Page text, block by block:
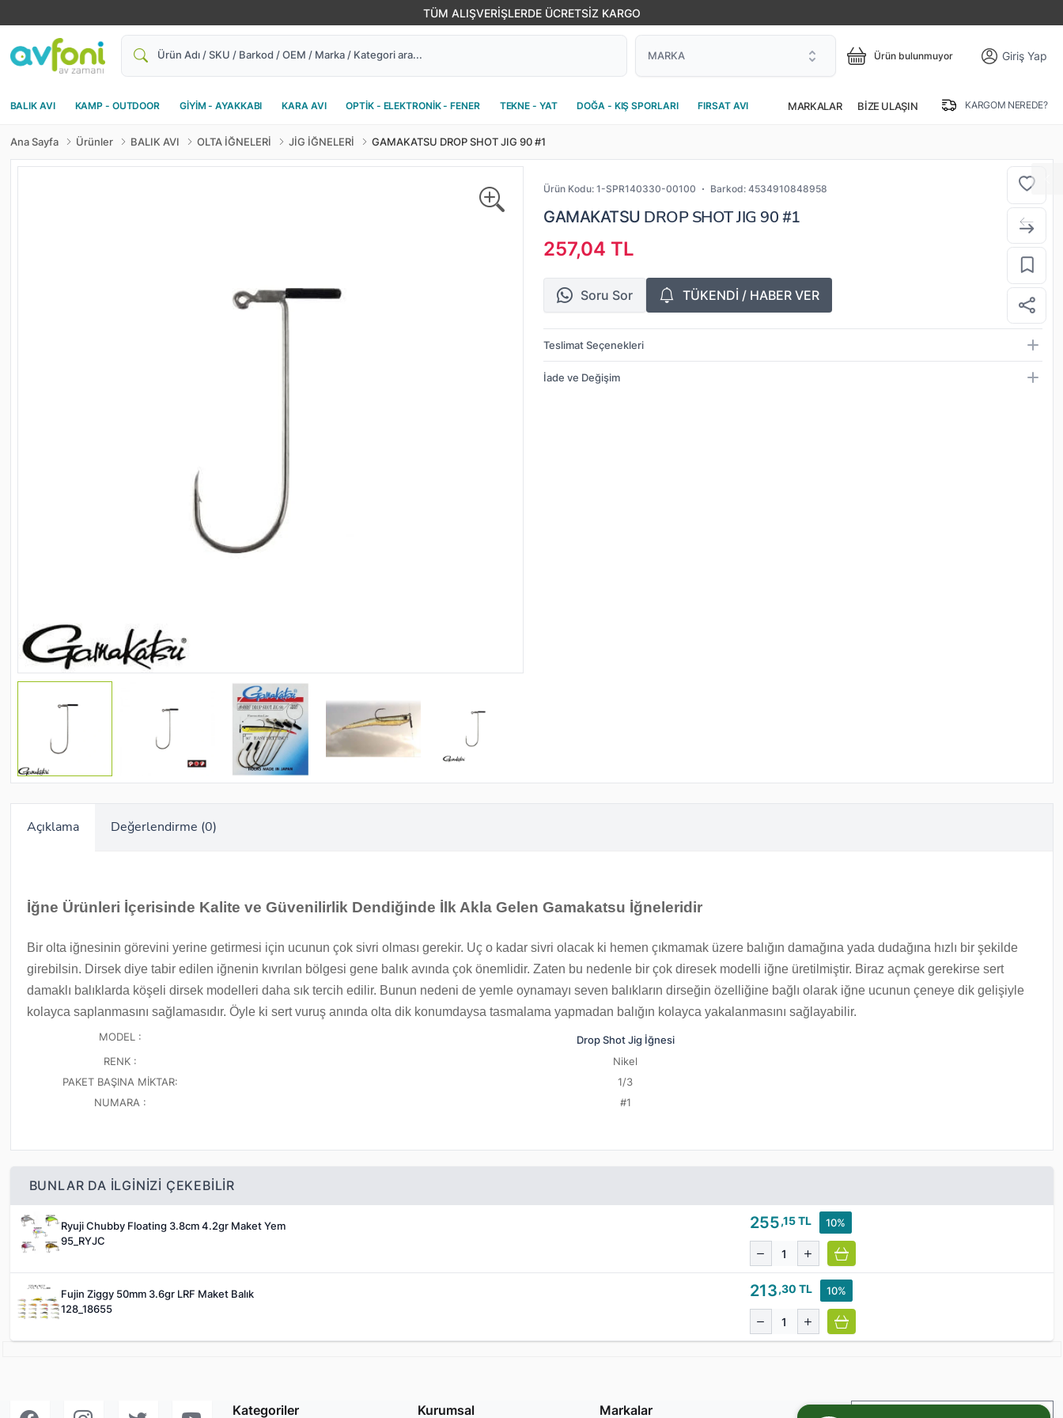
TÜM ALIŞVERİŞLERDE ÜCRETSİZ KARGO
Ara
Ürün bulunmuyor Giriş Yap
BALIK AVI KAMP - OUTDOOR GİYİM - AYAKKABI KARA AVI OPTİK - ELEKTRONİK - FENER TEKNE - YAT DOĞA - KIŞ SPORLARI FIRSAT AVI MARKALAR BIZE ULAŞIN KARGOM NEREDE?
Ana Sayfa Ürünler BALIK AVI OLTA İĞNELERİ JİG İĞNELERİ GAMAKATSU DROP SHOT JIG 90 #1
Ürün Kodu: 1-SPR140330-00100 Barkod: 4534910848958
GAMAKATSU DROP SHOT JIG 90 #1
257,04 TL
Soru Sor TÜKENDİ / HABER VER
Teslimat Seçenekleri
İade ve Değişim
Açıklama Değerlendirme (0)
İğne Ürünleri İçerisinde Kalite ve Güvenilirlik Dendiğinde İlk Akla Gelen Gamakatsu İğneleridir
Bir olta iğnesinin görevini yerine getirmesi için ucunun çok sivri olması gerekir. Uç o kadar sivri olacak ki hemen çıkmamak üzere balığın damağına yada dudağına hızlı bir şekilde
girebilsin. Dirsek diye tabir edilen iğnenin kıvrılan bölgesi gene balık avında çok önemlidir. Zaten bu nedenle bir çok diresek modelli iğne üretilmiştir. Biraz açmak gerekirse sert
damaklı balıklarda köşeli dirsek modelleri daha sık tercih edilir. Bunun nedeni de yemle oynamayı seven balıkların dirseğin özelliğine bağlı olarak iğne ucunun çeneye dik gelişiyle
kolayca saplanmasını sağlamasıdır. Öyle ki sert vuruş anında olta dik konumdaysa tasmalama yapmadan balığın kolayca yakalanmasını sağlayabilir.
MODEL :
Drop Shot Jig İğnesi
RENK :
Nikel
PAKET BAŞINA MİKTAR:
1/3
NUMARA :
#1
BUNLAR DA ILGINIZI ÇEKEBILIR
Ryuji Chubby Floating 3.8cm 4.2gr Maket Yem
95_RYJC
255,15 TL 10%
Fujin Ziggy 50mm 3.6gr LRF Maket Balık
128_18655
213,30 TL 10%
Kategoriler Kurumsal Markalar